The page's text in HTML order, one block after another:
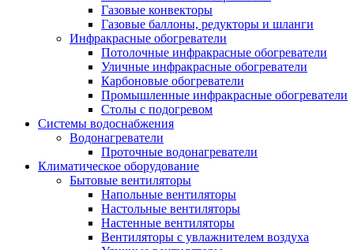
Газовые конвекторы
Газовые баллоны, редукторы и шланги
Инфракрасные обогреватели
Потолочные инфракрасные обогреватели
Уличные инфракрасные обогреватели
Карбоновые обогреватели
Промышленные инфракрасные обогреватели
Столы с подогревом
Системы водоснабжения
Водонагреватели
Проточные водонагреватели
Климатическое оборудование
Бытовые вентиляторы
Напольные вентиляторы
Настольные вентиляторы
Настенные вентиляторы
Вентиляторы с увлажнителем воздуха